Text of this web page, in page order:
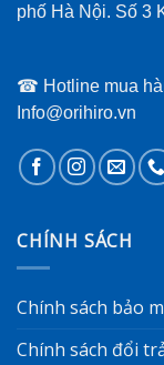
phố Hà Nội. Số 3
☎ Hotline mua
Info@orihiro.vn
CHÍNH SÁCH
Chính sách bảo
Chính sách đổi